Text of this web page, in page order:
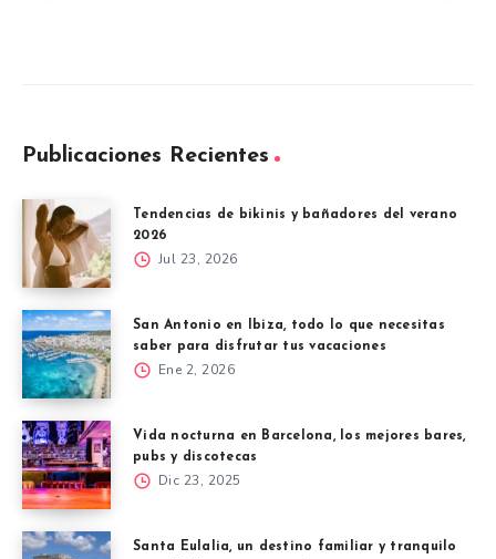
Publicaciones Recientes
Tendencias de bikinis y bañadores del verano
2026
Jul 23, 2026
San Antonio en Ibiza, todo lo que necesitas
saber para disfrutar tus vacaciones
Ene 2, 2026
Vida nocturna en Barcelona, los mejores bares,
pubs y discotecas
Dic 23, 2025
Santa Eulalia, un destino familiar y tranquilo